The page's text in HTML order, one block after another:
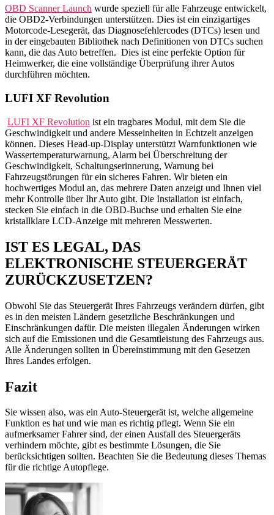
OBD Scanner Launch wurde speziell für alle Fahrzeuge entwickelt,
die OBD2-Verbindungen unterstützen. Dies ist ein einzigartiges
Motorcode-Lesegerät, das Diagnosefehlercodes (DTCs) lesen und
in der eingebauten Bibliothek nach Definitionen von DTCs suchen
kann, die das Auto betreffen. Dies ist eine perfekte Option für
Heimwerker, die eine vollständige Überprüfung ihrer Autos
durchführen möchten.
LUFI XF Revolution
LUFI XF Revolution ist ein tragbares Modul, mit dem Sie die
Geschwindigkeit und andere Messeinheiten in Echtzeit anzeigen
können. Dieses Head-up-Display unterstützt Warnfunktionen wie
Wassertemperaturwarnung, Alarm bei Überschreitung der
Geschwindigkeit, Schaltungserinnerung, Warnung bei
Fahrzeugstörungen für ein sicheres Fahren. Wir bieten ein
hochwertiges Modul an, das mehrere Daten anzeigt und Ihnen viel
mehr Kontrolle über Ihr Auto gibt. Die Installation ist einfach,
stecken Sie einfach in die OBD-Buchse und erhalten Sie eine
kristallklare LCD-Anzeige mit mehreren Messwerten.
IST ES LEGAL, DAS
ELEKTRONISCHE STEUERGERÄT
ZURÜCKZUSETZEN?
Obwohl Sie das Steuergerät Ihres Fahrzeugs verändern dürfen, gibt
es in den meisten Ländern gesetzliche Beschränkungen und
Einschränkungen dafür. Die meisten illegalen Änderungen wirken
sich auf die Emissionen und die Gesamtleistung des Fahrzeugs aus.
Alle Änderungen sollten in Übereinstimmung mit den Gesetzen
Ihres Landes erfolgen.
Fazit
Sie wissen also, was ein Auto-Steuergerät ist, welche allgemeine
Funktion es hat und wie man es richtig pflegt. Wenn Sie ein
aufmerksamer Fahrer sind, der einen Ausfall des Steuergeräts
verhindern möchte, gibt es bestimmte Lösungen, die Sie
berücksichtigen sollten. Beachten Sie die Bedeutung dieses Themas
für die richtige Autopflege.